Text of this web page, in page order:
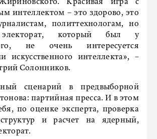
Красивая игра с
интеллектом – это здорово, это
политтехнологам, но
который был у
не очень интересуется
искусственного интеллекта», –
Солонников.
сценарий в предвыборной
партийная пресса. И в этом
по оценке эксперта, проверка
и расчет на ядерный,